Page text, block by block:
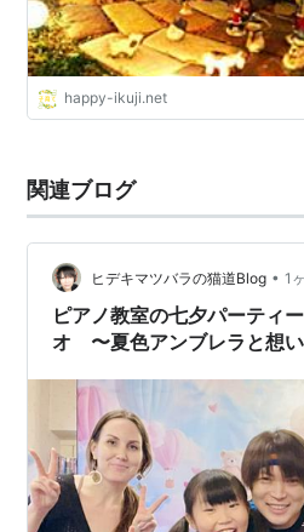
happy-ikuji.net
関連ブログ
ヒデキマツバラの猫道Blog • 1
ピアノ教室の七夕パーティ
オ 〜夏色アンブレラと想